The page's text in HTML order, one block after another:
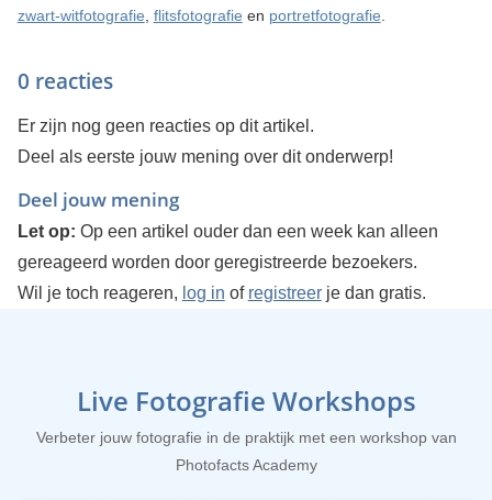
zwart-witfotografie flitsfotografie en portretfotografie
0 reacties
Er zijn nog geen reacties op dit artikel.
Deel als eerste jouw mening over dit onderwerp!
Deel jouw mening
Let op: Op een artikel ouder dan een week kan alleen
gereageerd worden door geregistreerde bezoekers.
Wil je toch reageren, log in of registreerje dan gratis.
Live Fotografie Workshops
Verbeter jouw fotografie in de praktijk met een workshop van
Photofacts Academy